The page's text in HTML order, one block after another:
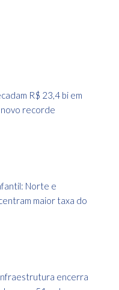
R$ 23,4 bi em
recorde
Norte e
maior taxa do
encerra